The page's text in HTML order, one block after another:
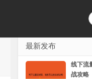
最新发布
线下流
战攻略